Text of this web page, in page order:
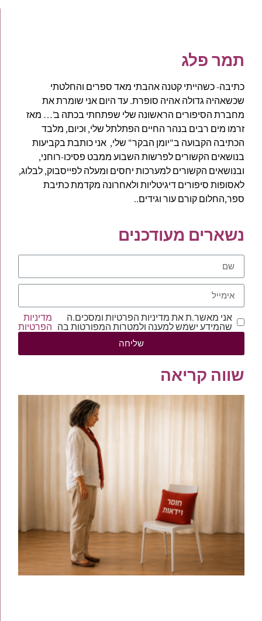
תמר פלג
כתיבה- כשהייתי קטנה אהבתי מאד ספרים והחלטתי
שכשאהיה גדולה אהיה סופרת. עד היום אני שומרת את
מחברת הסיפורים הראשונה שלי שפתחתי בכתה ב'… מאז
זרמו מים רבים בנהר החיים הפתלתל שלי, וכיום, מלבד
הכתיבה הקבועה ב"יומן הבקר" שלי, אני כותבת בקביעות
בנושאים הקשורים לפרשות השבוע ממבט פסיכו-רוחני,
ובנושאים הקשורים למערכות יחסים ומעלה לפייסבוק, לבלוג,
לאסופות סיפורים דיגיטליות ולאחרונה מקדמת כתיבת
ספר,החלום קורם עור וגידים..
נשארים מעודכנים
אני מאשר.ת את מדיניות הפרטיות ומסכים.ה
שהמידע ישמש למענה ולמטרות המפורטות בה
מדיניות
הפרטיות
שליחה
שווה קריאה